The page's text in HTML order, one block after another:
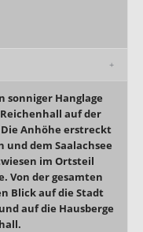
sonniger Hanglage
auf der
Anhöhe erstreckt
dem Saalachsee
im Ortsteil
Von der gesamten
Blick auf die Stadt
auf die Hausberge